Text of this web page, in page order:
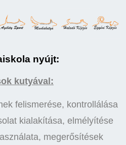
nyújt:
kutyával:
felismerése, kontrollálása
kialakítása, elmélyítése
megerősítések